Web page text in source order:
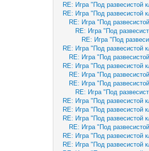
RE: Игра "Под развесистой
RE: Игра "Под развесистой
RE: Игра "Под
RE: Игра "Под
RE: Игра "Под
RE: Игра "Под развесистой
RE: Игра "Под
RE: Игра "Под развесистой
RE: Игра "Под
RE: Игра "Под
RE: Игра "Под
RE: Игра "Под развесистой
RE: Игра "Под развесистой
RE: Игра "Под развесистой
RE: Игра "Под
RE: Игра "Под развесистой
RE: Игра "Под развесистой